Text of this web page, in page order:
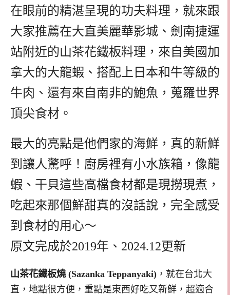
在眼前的精湛呈現的功夫料理，就來跟
大家推薦在大直美麗華影城、劍南捷運
站附近的山茶花鐵板料理，來自美國加
拿大的大龍蝦、搭配上日本和牛等級的
牛肉、還有來自南非的鮑魚，蒐羅世界
頂尖食材。
最大的亮點是他們家的海鮮，真的新鮮
到讓人驚呼！廚房裡有小水族箱，像龍
蝦、干貝這些高檔食材都是現撈現煮，
吃起來那個鮮甜真的沒話說，完全感受
到食材的用心～
原文完成於2019年、2024.12更新
山茶花鐵板燒 (Sazanka Teppanyaki) ，就在台北大
直，地點很方便，重點是東西好吃又新鮮，超適合